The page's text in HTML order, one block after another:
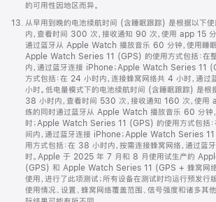
的可用性因地区而异。
脚
13. 从早用到晚的电池续航时间 (含睡眠跟踪) 是根据以下
内，查看时间 300 次，接收通知 90 次，使用 app 15
通过蓝牙从 Apple Watch 播放音乐 60 分钟，使用睡
Apple Watch Series 11 (GPS) 的使用方式包括：在
内，通过蓝牙连接 iPhone；Apple Watch Series 11
方式包括：在 24 小时内，连接蜂窝网络共 4 小时，通
小时。低电量模式下的电池续航时间 (含睡眠跟踪) 是根
38 小时内，查看时间 530 次，接收通知 160 次，使用
练的同时通过蓝牙从 Apple Watch 播放音乐 60 分钟
时；Apple Watch Series 11 (GPS) 的使用方式包括
间内，通过蓝牙连接 iPhone；Apple Watch Series
用方式包括：在 38 小时内，按需连接蜂窝网络，通过
时。Apple 于 2025 年 7 月和 8 月使用试生产的
(GPS) 和 Apple Watch Series 11 (GPS + 蜂窝网络
使用，进行了此项测试；所有设备在测试时均运行预发行
使用情况、设置、蜂窝网络覆盖范围、信号强度和诸多其